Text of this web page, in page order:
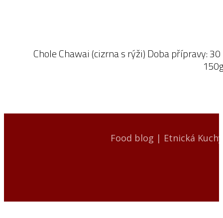
Chole Chawai (cizrna s rýži) Doba přípravy:
Food blog | Etnická